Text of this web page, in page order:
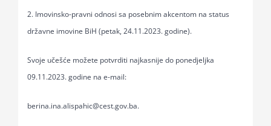
2. Imovinsko-pravni odnosi sa posebnim akcentom na status
državne imovine BiH (petak, 24.11.2023. godine).
Svoje učešće možete potvrditi najkasnije do ponedjeljka
09.11.2023. godine na e-mail:
berina.ina.alispahic@cest.gov.ba.